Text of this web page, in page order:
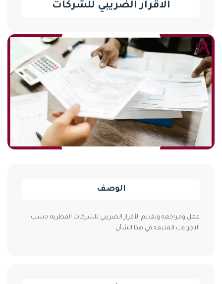
الاقرار الضريبي للشركات
الوصف
عمل ومراجعه وتقديم الأقرار الضريبي للشركات القطريه حسب
الاجراءت المتبعه في هذا الشأن